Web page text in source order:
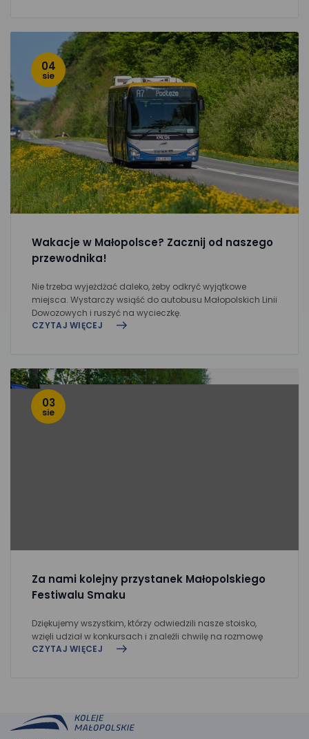
04
sie
Wakacje w Małopolsce? Zacznij od naszego
przewodnika!
Nie trzeba wyjeżdżać daleko, żeby odkryć wyjątkowe
miejsca. Wystarczy wsiąść do autobusu Małopolskich Linii
Dowozowych i ruszyć na wycieczkę.
CZYTAJ WIĘCEJ
03
sie
Za nami kolejny przystanek Małopolskiego
Festiwalu Smaku
Dziękujemy wszystkim, którzy odwiedzili nasze stoisko,
wzięli udział w konkursach i znaleźli chwilę na rozmowę
CZYTAJ WIĘCEJ